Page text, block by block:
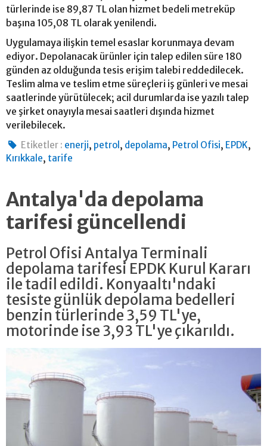
türlerinde ise 89,87 TL olan hizmet bedeli metreküp
başına 105,08 TL olarak yenilendi.
Uygulamaya ilişkin temel esaslar korunmaya devam
ediyor. Depolanacak ürünler için talep edilen süre 180
günden az olduğunda tesis erişim talebi reddedilecek.
Teslim alma ve teslim etme süreçleri iş günleri ve mesai
saatlerinde yürütülecek; acil durumlarda ise yazılı talep
ve şirket onayıyla mesai saatleri dışında hizmet
verilebilecek.
Etiketler : enerji, petrol , depolama, Petrol Ofisi, EPDK,
Kırıkkale, tarife
Antalya'da depolama
tarifesi güncellendi
Petrol Ofisi Antalya Terminali
depolama tarifesi EPDK Kurul Kararı
ile tadil edildi. Konyaaltı'ndaki
tesiste günlük depolama bedelleri
benzin türlerinde 3,59 TL'ye,
motorinde ise 3,93 TL'ye çıkarıldı.